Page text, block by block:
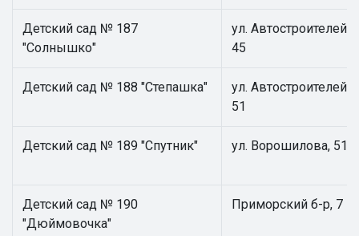
Детский сад № 187
"Солнышко"
ул. Автостроителей,
45
Детский сад № 188 "Степашка"
ул. Автостроителей,
51
Детский сад № 189 "Спутник" ул. Ворошилова, 51
Детский сад № 190
"Дюймовочка"
Приморский б-р, 7